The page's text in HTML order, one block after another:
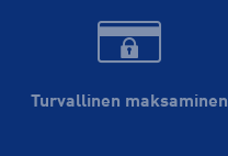
Turvallinen maksaminen